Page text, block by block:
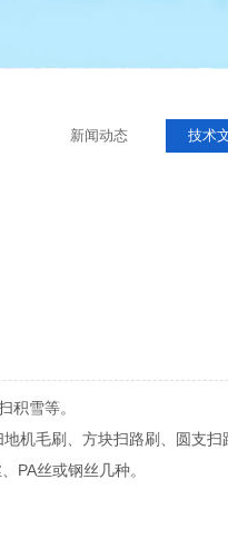
新闻动态 技术
积雪等。
机毛刷、方块扫路刷、圆支扫
PA丝或钢丝几种。